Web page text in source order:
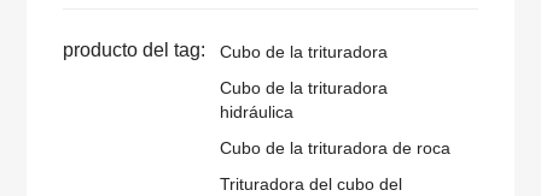
producto del tag:
Cubo de la trituradora
Cubo de la trituradora
hidráulica
Cubo de la trituradora de roca
Trituradora del cubo del